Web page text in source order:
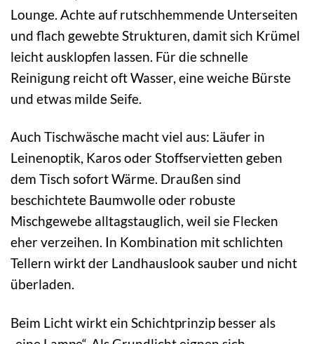
Lounge. Achte auf rutschhemmende Unterseiten
und flach gewebte Strukturen, damit sich Krümel
leicht ausklopfen lassen. Für die schnelle
Reinigung reicht oft Wasser, eine weiche Bürste
und etwas milde Seife.
Auch Tischwäsche macht viel aus: Läufer in
Leinenoptik, Karos oder Stoffservietten geben
dem Tisch sofort Wärme. Draußen sind
beschichtete Baumwolle oder robuste
Mischgewebe alltagstauglich, weil sie Flecken
eher verzeihen. In Kombination mit schlichten
Tellern wirkt der Landhauslook sauber und nicht
überladen.
Beim Licht wirkt ein Schichtprinzip besser als